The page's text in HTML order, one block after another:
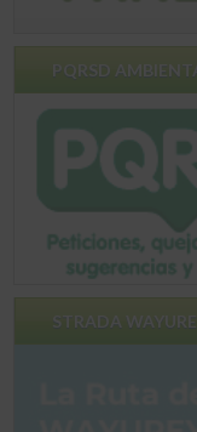
PQRSD
STRADA